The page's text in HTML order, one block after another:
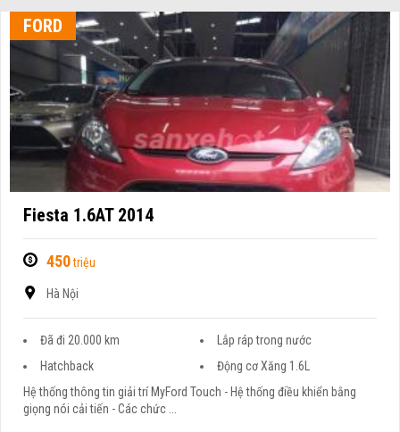
FORD
Fiesta 1.6AT 2014
450triệu
Hà Nội
Đã đi 20.000 km
Lắp ráp trong nước
Hatchback
Động cơ Xăng 1.6L
Hệ thống thông tin giải trí MyFord Touch - Hệ thống điều khiển bằng
giọng nói cải tiến - Các chức ...